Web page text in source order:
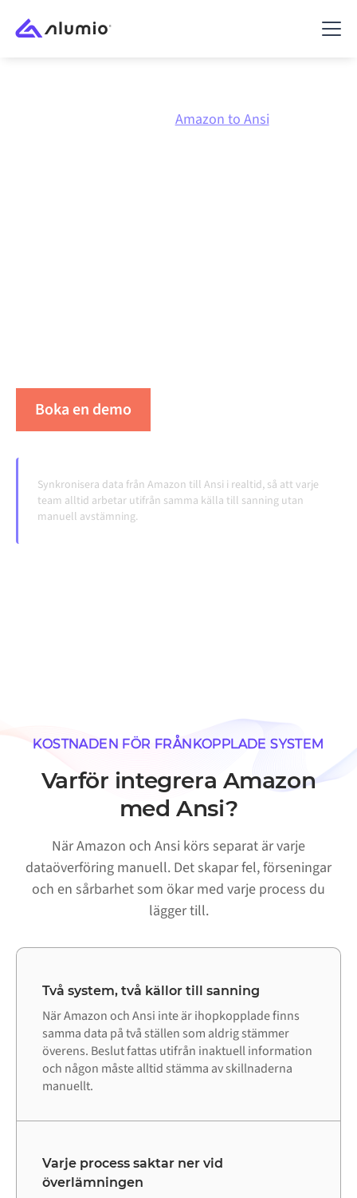
Amazon to Ansi
Boka en demo
Synkronisera data från Amazon till Ansi i realtid, så att varje
team alltid arbetar utifrån samma källa till sanning utan
manuell avstämning.
KOSTNADEN FÖR FRÅNKOPPLADE SYSTEM
Varför integrera Amazon
med Ansi?
När Amazon och Ansi körs separat är varje
dataöverföring manuell. Det skapar fel, förseningar
och en sårbarhet som ökar med varje process du
lägger till.
Två system, två källor till sanning
När Amazon och Ansi inte är ihopkopplade finns
samma data på två ställen som aldrig stämmer
överens. Beslut fattas utifrån inaktuell information
och någon måste alltid stämma av skillnaderna
manuellt.
Varje process saktar ner vid
överlämningen